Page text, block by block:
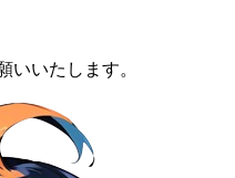
いいたします。